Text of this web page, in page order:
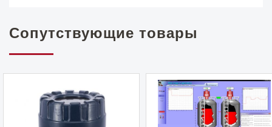
Сопутствующие товары